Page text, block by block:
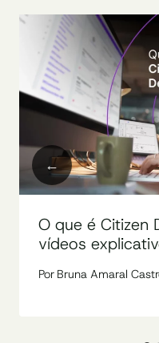
O que é Citizen
vídeos
Por Bruna Amaral